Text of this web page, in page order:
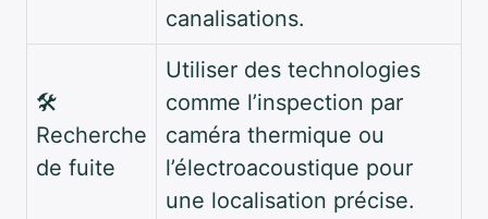
canalisations.
🛠️
Recherche
de fuite
Utiliser des technologies
comme l’inspection par
caméra thermique ou
l’électroacoustique pour
une localisation précise.